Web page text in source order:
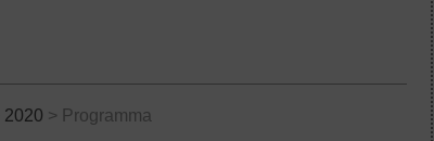
2020 > Programma